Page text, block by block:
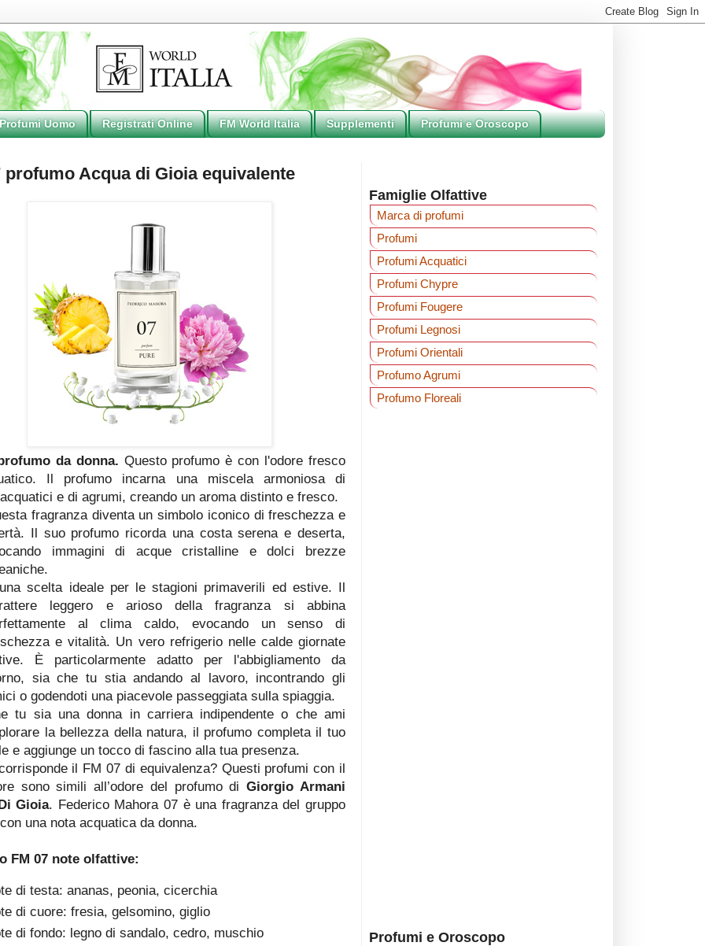
Uomo Registrati Online FM World Italia Supplementi Profumi e Oroscopo
profumo Acqua di Gioia equivalente
da donna. Questo profumo è con l'odore fresco
Il profumo incarna una miscela armoniosa di
e di agrumi, creando un aroma distinto e fresco.
fragranza diventa un simbolo iconico di freschezza e
Il suo profumo ricorda una costa serena e deserta,
immagini di acque cristalline e dolci brezze
scelta ideale per le stagioni primaverili ed estive. Il
leggero e arioso della fragranza si abbina
al clima caldo, evocando un senso di
e vitalità. Un vero refrigerio nelle calde giornate
È particolarmente adatto per l'abbigliamento da
sia che tu stia andando al lavoro, incontrando gli
o godendoti una piacevole passeggiata sulla spiaggia.
tu sia una donna in carriera indipendente o che ami
la bellezza della natura, il profumo completa il tuo
e aggiunge un tocco di fascino alla tua presenza.
il FM 07 di equivalenza? Questi profumi con il
sono simili all’odore del profumo diGiorgio Armani
Gioia. Federico Mahora 07 è una fragranza del gruppo
una nota acquatica da donna.
FM 07 note olfattive:
di testa: ananas, peonia, cicerchia
di cuore: fresia, gelsomino, giglio
di fondo: legno di sandalo, cedro, muschio
Famiglie Olfattive
Marca di profumi
Profumi
Profumi Acquatici
Profumi Chypre
Profumi Fougere
Profumi Legnosi
Profumi Orientali
Profumo Agrumi
Profumo Floreali
Profumi e Oroscopo